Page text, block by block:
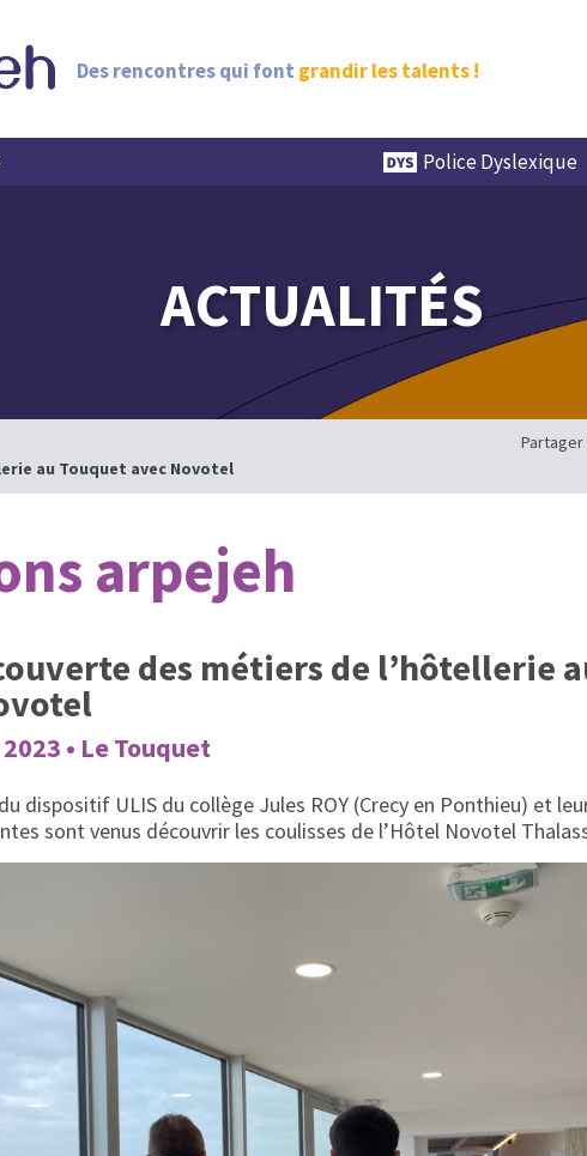
Des rencontres qui font grandir les talents !
Police Dyslexique
ACTUALITÉS
au Touquet avec Novotel
Partager
arpejeh
des métiers de l’hôtellerie
• Le Touquet
dispositif ULIS du collège Jules ROY (Crecy en Ponthieu) et
sont venus découvrir les coulisses de l’Hôtel Novotel